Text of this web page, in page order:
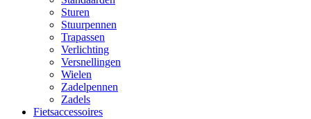
Sturen
Stuurpennen
Trapassen
Verlichting
Versnellingen
Wielen
Zadelpennen
Zadels
Fietsaccessoires